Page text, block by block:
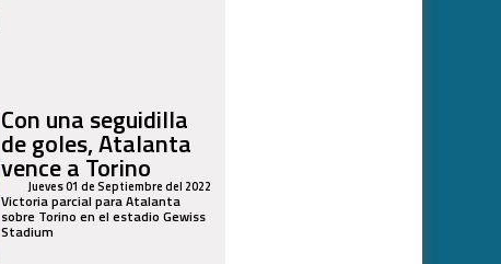
Con una seguidilla
de goles, Atalanta
vence a Torino
Jueves 01 de Septiembre del 2022
Victoria parcial para Atalanta
sobre Torino en el estadio Gewiss
Stadium